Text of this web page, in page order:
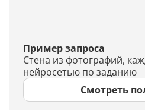
Пример запроса
Стена из фотографий,
нейросетью по заданию
Смотреть